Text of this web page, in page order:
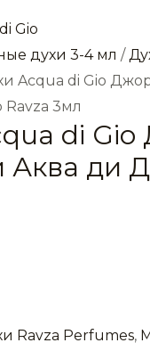
духи 3-4 мл /
Acqua di Gio
3мл
di
ди
Ravza Perfumes,